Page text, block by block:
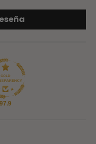
97.9